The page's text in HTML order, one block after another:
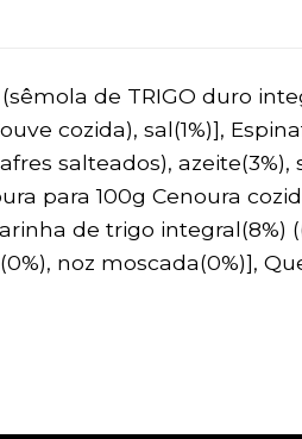
de TRIGO duro
cozida), sal(1%)],
salteados), azeite(3%),
para 100g Cenoura
de trigo integral(8%)
noz moscada(0%)],